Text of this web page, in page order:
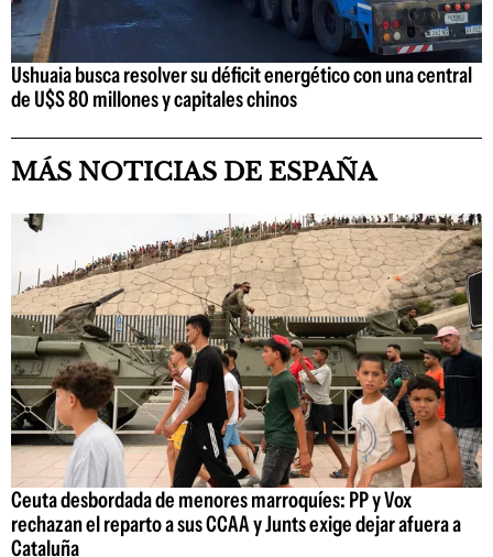
Ushuaia busca resolver su déficit energético con una central
de U$S 80 millones y capitales chinos
MÁS NOTICIAS DE ESPAÑA
Ceuta desbordada de menores marroquíes: PP y Vox
rechazan el reparto a sus CCAA y Junts exige dejar afuera a
Cataluña